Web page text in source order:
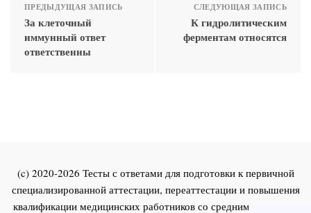
ПРЕДЫДУЩАЯ ЗАПИСЬ
За клеточный
иммунный ответ
ответственны
СЛЕДУЮЩАЯ ЗАПИСЬ
К гидролитическим
ферментам относятся
(c) 2020-2026 Тесты с ответами для подготовки к первичной
специализированной аттестации, переаттестации и повышения
квалификации медицинских работников со средним и высшим